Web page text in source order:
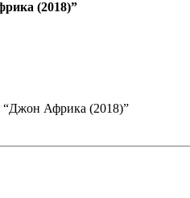
(2018)”
“Джон Африка (2018)”